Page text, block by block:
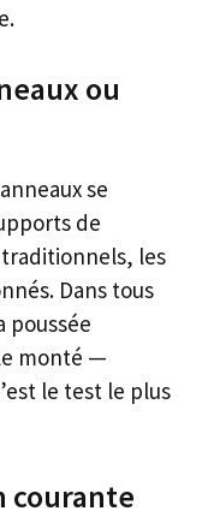
ou
se
de
traditionnels, les
Dans tous
poussée
monté —
le test le plus
courante